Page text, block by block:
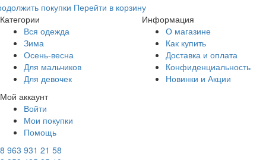
покупки Перейти в корзину
Категории
Вся одежда
Зима
Осень-весна
Для мальчиков
Для девочек
Информация
О магазине
Как купить
Доставка и оплата
Конфиденциальность
Новинки и Акции
Мой аккаунт
Войти
Мои покупки
Помощь
8 963 931 21 58